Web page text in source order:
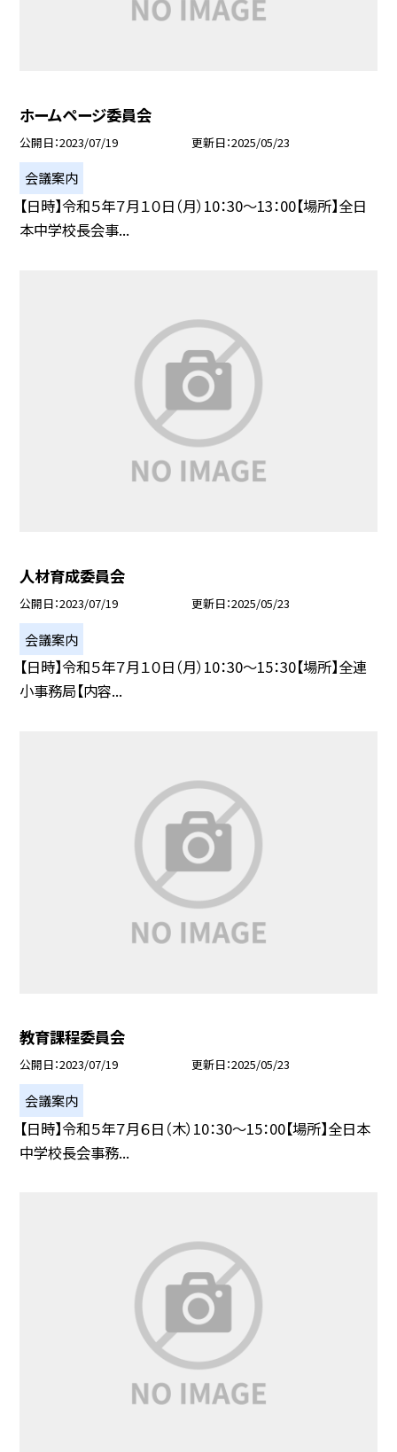
ホームページ委員会
公開日 2023/07/19 更新日 2025/05/23
会議案内
【日時】令和５年７月１０日（月）10：30〜13：00【場所】全日
本中学校長会事...
人材育成委員会
公開日 2023/07/19 更新日 2025/05/23
会議案内
【日時】令和５年７月１０日（月）10：30〜15：30【場所】全連
小事務局【内容...
教育課程委員会
公開日 2023/07/19 更新日 2025/05/23
会議案内
【日時】令和５年７月６日（木）10：30〜15：00【場所】全日本
中学校長会事務...